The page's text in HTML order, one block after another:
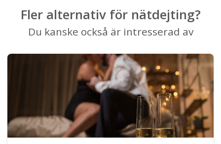
Fler alternativ för nätdejting?
Du kanske också är intresserad av